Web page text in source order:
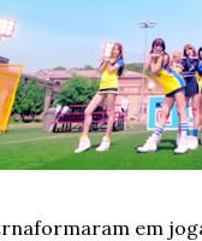
em